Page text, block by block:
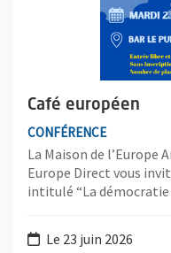
Café européen
CONFÉRENCE
La Maison de l’Europe
Europe Direct vous
intitulé “La démocratie
Le 23 juin 2026